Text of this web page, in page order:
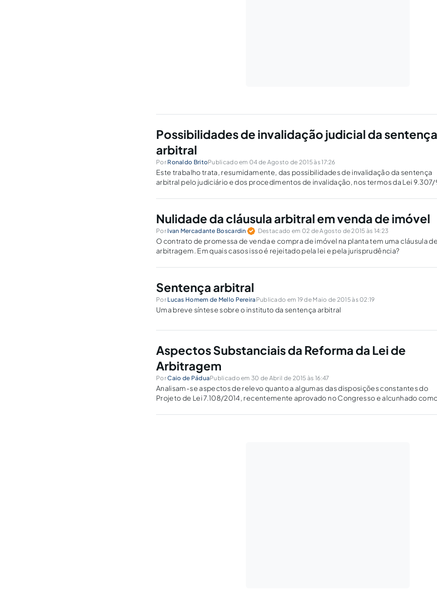
Possibilidades de invalidação judicial da sentença
arbitral
Por Ronaldo BritoPublicado em 04 de Agosto de 2015 às 17:26
Este trabalho trata, resumidamente, das possibilidades de invalidação da sentença
arbitral pelo judiciário e dos procedimentos de invalidação, nos termos da Lei 9.307/
Nulidade da cláusula arbitral em venda de imóvel
Por Ivan Mercadante Boscardin Destacado em 02 de Agosto de 2015 às 14:23
O contrato de promessa de venda e compra de imóvel na planta tem uma cláusula
arbitragem. Em quais casos isso é rejeitado pela lei e pela jurisprudência?
Sentença arbitral
Por Lucas Homem de Mello Pereira Publicado em 19 de Maio de 2015 às 02:19
Uma breve síntese sobre o instituto da sentença arbitral
Aspectos Substanciais da Reforma da Lei de
Arbitragem
PorCaio de PáduaPublicado em 30 de Abril de 2015 às 16:47
Analisam-se aspectos de relevo quanto a algumas das disposições constantes do
Projeto de Lei 7.108/2014, recentemente aprovado no Congresso e alcunhado